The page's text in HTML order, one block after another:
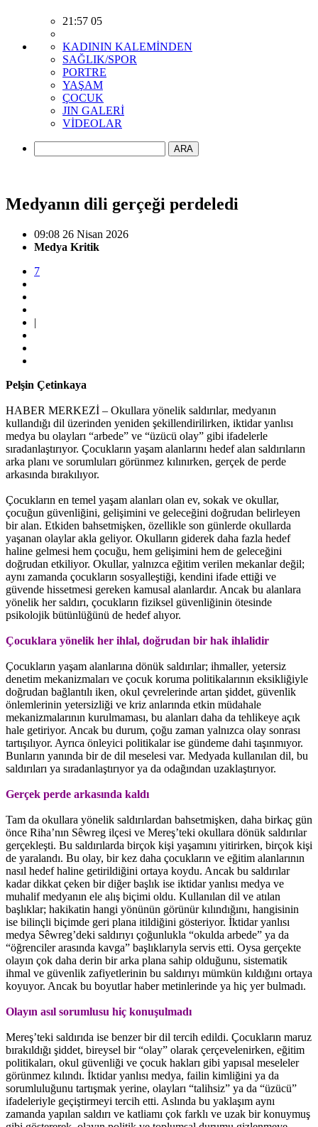
21:57 05
KADININ KALEMİNDEN
SAĞLIK/SPOR
PORTRE
YAŞAM
ÇOCUK
JIN GALERİ
VİDEOLAR
ARA
Medyanın dili gerçeği perdeledi
09:08 26 Nisan 2026
Medya Kritik
7
|
Pelşin Çetinkaya
HABER MERKEZİ – Okullara yönelik saldırılar, medyanın
kullandığı dil üzerinden yeniden şekillendirilirken, iktidar yanlısı
medya bu olayları “arbede” ve “üzücü olay” gibi ifadelerle
sıradanlaştırıyor. Çocukların yaşam alanlarını hedef alan saldırıların
arka planı ve sorumluları görünmez kılınırken, gerçek de perde
arkasında bırakılıyor.
Çocukların en temel yaşam alanları olan ev, sokak ve okullar,
çocuğun güvenliğini, gelişimini ve geleceğini doğrudan belirleyen
bir alan. Etkiden bahsetmişken, özellikle son günlerde okullarda
yaşanan olaylar akla geliyor. Okulların giderek daha fazla hedef
haline gelmesi hem çocuğu, hem gelişimini hem de geleceğini
doğrudan etkiliyor. Okullar, yalnızca eğitim verilen mekanlar değil;
aynı zamanda çocukların sosyalleştiği, kendini ifade ettiği ve
güvende hissetmesi gereken kamusal alanlardır. Ancak bu alanlara
yönelik her saldırı, çocukların fiziksel güvenliğinin ötesinde
psikolojik bütünlüğünü de hedef alıyor.
Çocuklara yönelik her ihlal, doğrudan bir hak ihlalidir
Çocukların yaşam alanlarına dönük saldırılar; ihmaller, yetersiz
denetim mekanizmaları ve çocuk koruma politikalarının eksikliğiyle
doğrudan bağlantılı iken, okul çevrelerinde artan şiddet, güvenlik
önlemlerinin yetersizliği ve kriz anlarında etkin müdahale
mekanizmalarının kurulmaması, bu alanları daha da tehlikeye açık
hale getiriyor. Ancak bu durum, çoğu zaman yalnızca olay sonrası
tartışılıyor. Ayrıca önleyici politikalar ise gündeme dahi taşınmıyor.
Bunların yanında bir de dil meselesi var. Medyada kullanılan dil, bu
saldırıları ya sıradanlaştırıyor ya da odağından uzaklaştırıyor.
Gerçek perde arkasında kaldı
Tam da okullara yönelik saldırılardan bahsetmişken, daha birkaç gün
önce Riha’nın Sêwreg ilçesi ve Mereş’teki okullara dönük saldırılar
gerçekleşti. Bu saldırılarda birçok kişi yaşamını yitirirken, birçok kişi
de yaralandı. Bu olay, bir kez daha çocukların ve eğitim alanlarının
nasıl hedef haline getirildiğini ortaya koydu. Ancak bu saldırılar
kadar dikkat çeken bir diğer başlık ise iktidar yanlısı medya ve
muhalif medyanın ele alış biçimi oldu. Kullanılan dil ve atılan
başlıklar; hakikatin hangi yönünün görünür kılındığını, hangisinin
ise bilinçli biçimde geri plana itildiğini gösteriyor. İktidar yanlısı
medya Sêwreg’deki saldırıyı çoğunlukla “okulda arbede” ya da
“öğrenciler arasında kavga” başlıklarıyla servis etti. Oysa gerçekte
olayın çok daha derin bir arka plana sahip olduğunu, sistematik
ihmal ve güvenlik zafiyetlerinin bu saldırıyı mümkün kıldığını ortaya
koyuyor. Ancak bu boyutlar haber metinlerinde ya hiç yer bulmadı.
Olayın asıl sorumlusu hiç konuşulmadı
Mereş’teki saldırıda ise benzer bir dil tercih edildi. Çocukların maruz
bırakıldığı şiddet, bireysel bir “olay” olarak çerçevelenirken, eğitim
politikaları, okul güvenliği ve çocuk hakları gibi yapısal meseleler
görünmez kılındı. İktidar yanlısı medya, failin kimliğini ya da
sorumluluğunu tartışmak yerine, olayları “talihsiz” ya da “üzücü”
ifadeleriyle geçiştirmeyi tercih etti. Aslında bu yaklaşım aynı
zamanda yapılan saldırı ve katliamı çok farklı ve uzak bir konuymuş